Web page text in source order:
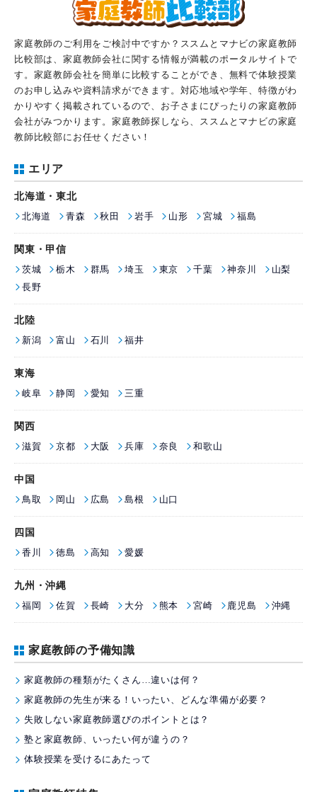
家庭教師のご利用をご検討中ですか？ススムとマナビの家庭教師
比較部は、家庭教師会社に関する情報が満載のポータルサイトで
す。家庭教師会社を簡単に比較することができ、無料で体験授業
のお申し込みや資料請求ができます。対応地域や学年、特徴がわ
かりやすく掲載されているので、お子さまにぴったりの家庭教師
会社がみつかります。家庭教師探しなら、ススムとマナビの家庭
教師比較部にお任せください！
エリア
北海道・東北
北海道
青森 秋田 岩手 山形 宮城 福島
関東・甲信
茨城
栃木 群馬 埼玉 東京 千葉 神奈川
山梨
長野
北陸
新潟
富山 石川 福井
東海
岐阜
静岡 愛知 三重
関西
滋賀
京都 大阪 兵庫 奈良 和歌山
中国
鳥取
岡山 広島 島根 山口
四国
香川
徳島 高知 愛媛
九州・沖縄
福岡
佐賀 長崎 大分 熊本 宮崎 鹿児島 沖縄
家庭教師の予備知識
家庭教師の種類がたくさん…違いは何？
家庭教師の先生が来る！いったい、どんな準備が必要？
失敗しない家庭教師選びのポイントとは？
塾と家庭教師、いったい何が違うの？
体験授業を受けるにあたって